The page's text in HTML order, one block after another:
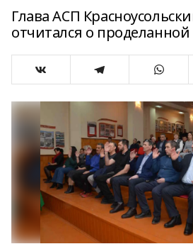
Глава АСП
отчитался о проделанной